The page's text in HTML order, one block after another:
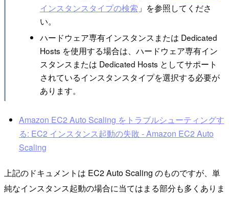
インスタンスタイプの検索 」を参照してくださ
い。
ハードウェア専有インスタンスまたは Dedicated
Hosts を使用する場合は、ハードウェア専有イン
スタンスまたは Dedicated Hosts としてサポート
されているインスタンスタイプを選択する必要が
あります。
Amazon EC2 Auto Scaling をトラブルシューティングす
る: EC2 インスタンス起動の失敗 - Amazon EC2 Auto
Scaling
上記のドキュメントは EC2 Auto Scaling のものですが、単
純なインスタンス起動の場合に当てはまる部分も多くありま